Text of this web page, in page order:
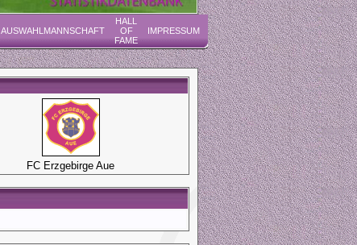
AUSWAHLMANNSCHAFT
HALL
OF
FAME
IMPRESSUM
FC Erzgebirge Aue